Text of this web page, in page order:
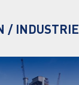
/ INDUSTRIE